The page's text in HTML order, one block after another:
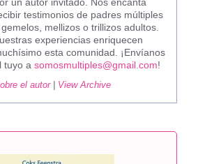
testimonios de padres múltiples
mellizos o trillizos adultos.
experiencias enriquecen
esta comunidad. ¡Envíanos
tuyo a somosmultiples@gmail.com!
el autor| View Archive